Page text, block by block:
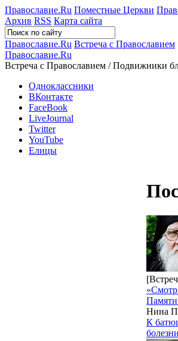
Православие.Ru Поместные Церкви
Архив RSS Карта сайта
Православие.Ru Встреча с Православием
Православие.Ru
Встреча с Православием / Подвижники
Одноклассники
ВКонтакте
FaceBook
LiveJournal
Twitter
YouTube
Елицы
Нина
К